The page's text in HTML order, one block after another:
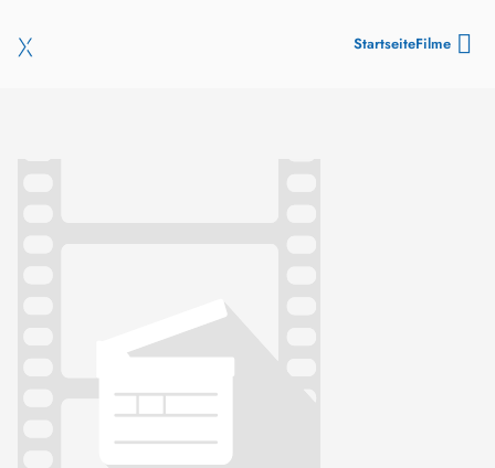
StartseiteFilme